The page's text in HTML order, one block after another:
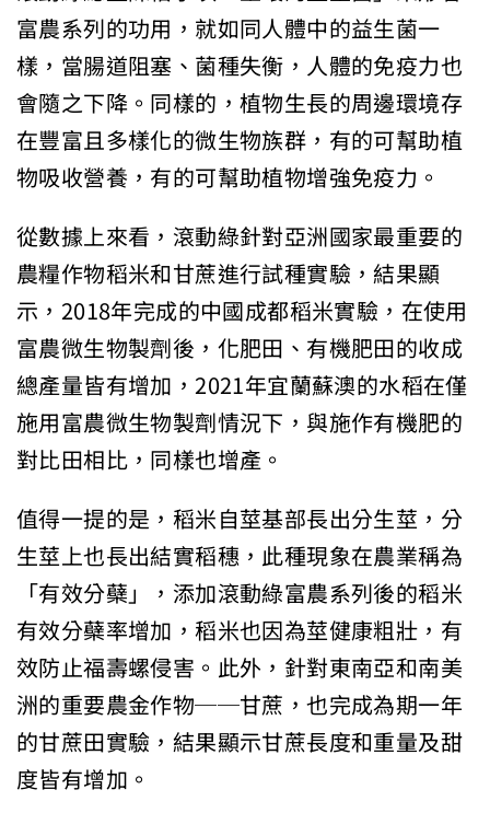
富農系列的功用，就如同人體中的益生菌一
樣，當腸道阻塞、菌種失衡，人體的免疫力也
會隨之下降。同樣的，植物生長的周邊環境存
在豐富且多樣化的微生物族群，有的可幫助植
物吸收營養，有的可幫助植物增強免疫力。
從數據上來看，滾動綠針對亞洲國家最重要的
農糧作物稻米和甘蔗進行試種實驗，結果顯
示，2018年完成的中國成都稻米實驗，在使用
富農微生物製劑後，化肥田、有機肥田的收成
總產量皆有增加，2021年宜蘭蘇澳的水稻在僅
施用富農微生物製劑情況下，與施作有機肥的
對比田相比，同樣也增產。
值得一提的是，稻米自莖基部長出分生莖，分
生莖上也長出結實稻穗，此種現象在農業稱為
「有效分蘗」，添加滾動綠富農系列後的稻米
有效分蘗率增加，稻米也因為莖健康粗壯，有
效防止福壽螺侵害。此外，針對東南亞和南美
洲的重要農金作物──甘蔗，也完成為期一年
的甘蔗田實驗，結果顯示甘蔗長度和重量及甜
度皆有增加。